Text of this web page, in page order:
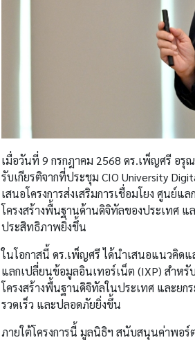
เมื่อวันที่ 9 กรกฎาคม 2568 ดร.เพ็ญศรี อ
รับเกียรติจากที่ประชุม CIO University
เสนอโครงการส่งเสริมการเชื่อมโยง ศูนย์
โครงสร้างพื้นฐานด้านดิจิทัลของประเทศ แ
ประสิทธิภาพยิ่งขึ้น
ในโอกาสนี้ ดร.เพ็ญศรี ได้นำเสนอแนวคิด
แลกเปลี่ยนข้อมูลอินเทอร์เน็ต (IXP) สำหรั
โครงสร้างพื้นฐานดิจิทัลในประเทศ และย
รวดเร็ว และปลอดภัยยิ่งขึ้น
ภายใต้โครงการนี้ มูลนิธิฯ สนับสนุนค่าพอร์